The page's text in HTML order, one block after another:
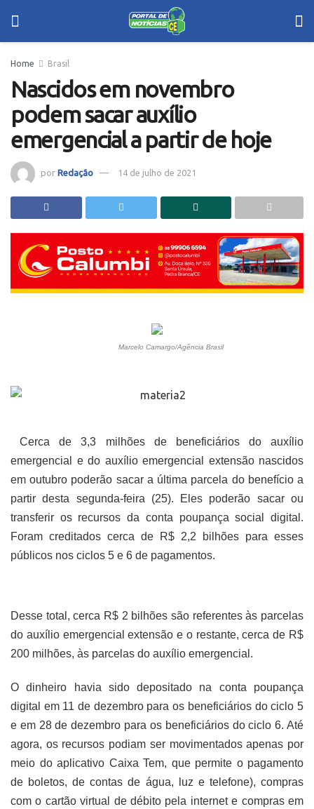
Home Brasil
Nascidos em novembro
podem sacar auxílio
emergencial a partir de hoje
por Redação 14 de julho de 2021
Marcelo Camargo/Agência Brasil
Cerca de 3,3 milhões de beneficiários do auxílio
emergencial e do auxílio emergencial extensão nascidos
em outubro poderão sacar a última parcela do benefício a
partir desta segunda-feira (25). Eles poderão sacar ou
transferir os recursos da conta poupança social digital.
Foram creditados cerca de R$ 2,2 bilhões para esses
públicos nos ciclos 5 e 6 de pagamentos.
Desse total, cerca R$ 2 bilhões são referentes às parcelas
do auxílio emergencial extensão e o restante, cerca de R$
200 milhões, às parcelas do auxílio emergencial.
O dinheiro havia sido depositado na conta poupança
digital em 11 de dezembro para os beneficiários do ciclo 5
e em 28 de dezembro para os beneficiários do ciclo 6. Até
agora, os recursos podiam ser movimentados apenas por
meio do aplicativo Caixa Tem, que permite o pagamento
de boletos, de contas de água, luz e telefone), compras
com o cartão virtual de débito pela internet e compras em